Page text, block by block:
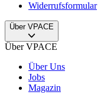
Widerrufsformular
Über VPACE
Über VPACE
Über Uns
Jobs
Magazin